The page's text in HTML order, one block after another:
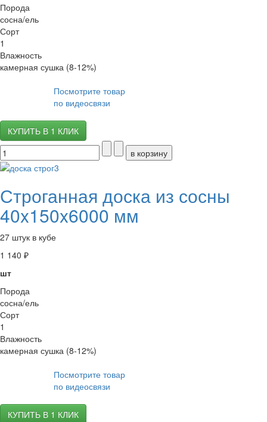
Порода
сосна/ель
Сорт
1
Влажность
камерная сушка (8-12%)
Посмотрите товар
по видеосвязи
КУПИТЬ В 1 КЛИК
Строганная доска из сосны
40x150x6000 мм
27 штук в кубе
1 140 ₽
шт
Порода
сосна/ель
Сорт
1
Влажность
камерная сушка (8-12%)
Посмотрите товар
по видеосвязи
КУПИТЬ В 1 КЛИК